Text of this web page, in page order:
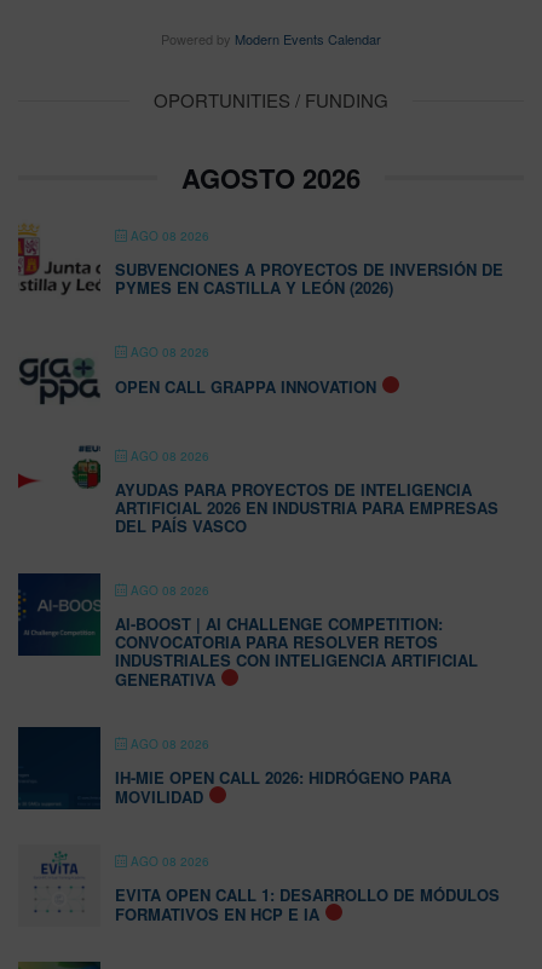
Powered by Modern Events Calendar
OPORTUNITIES / FUNDING
AGOSTO 2026
AGO 08 2026
SUBVENCIONES A PROYECTOS DE INVERSIÓN DE
PYMES EN CASTILLA Y LEÓN (2026)
AGO 08 2026
OPEN CALL GRAPPA INNOVATION
AGO 08 2026
AYUDAS PARA PROYECTOS DE INTELIGENCIA
ARTIFICIAL 2026 EN INDUSTRIA PARA EMPRESAS
DEL PAÍS VASCO
AGO 08 2026
AI-BOOST | AI CHALLENGE COMPETITION:
CONVOCATORIA PARA RESOLVER RETOS
INDUSTRIALES CON INTELIGENCIA ARTIFICIAL
GENERATIVA
AGO 08 2026
IH-MIE OPEN CALL 2026: HIDRÓGENO PARA
MOVILIDAD
AGO 08 2026
EVITA OPEN CALL 1: DESARROLLO DE MÓDULOS
FORMATIVOS EN HCP E IA